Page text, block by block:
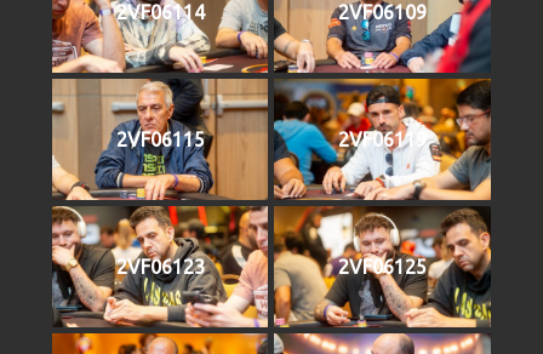
2VF06114 2VF06109
2VF06115 2VF06119
2VF06123 2VF06125